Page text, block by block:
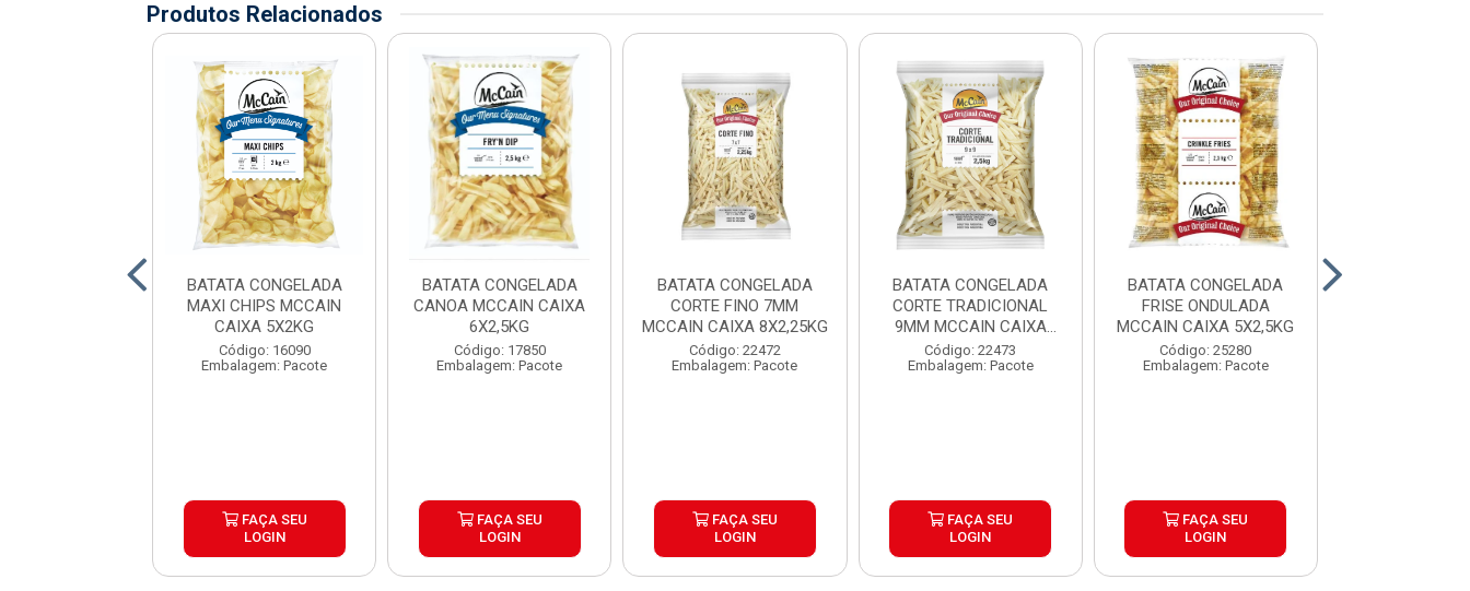
Produtos Relacionados
BATATA CONGELADA
MAXI CHIPS MCCAIN
CAIXA 5X2KG
Código: 16090
Embalagem: Pacote
FAÇA SEU
LOGIN
BATATA CONGELADA
CANOA MCCAIN CAIXA
6X2,5KG
Código: 17850
Embalagem: Pacote
FAÇA SEU
LOGIN
BATATA CONGELADA
CORTE FINO 7MM
MCCAIN CAIXA 8X2,25KG
Código: 22472
Embalagem: Pacote
FAÇA SEU
LOGIN
BATATA CONGELADA
CORTE TRADICIONAL
9MM MCCAIN CAIXA
6X2,5KG
Código: 22473
Embalagem: Pacote
FAÇA SEU
LOGIN
BATATA CONGELADA
FRISE ONDULADA
MCCAIN CAIXA 5X2,5KG
Código: 25280
Embalagem: Pacote
FAÇA SEU
LOGIN